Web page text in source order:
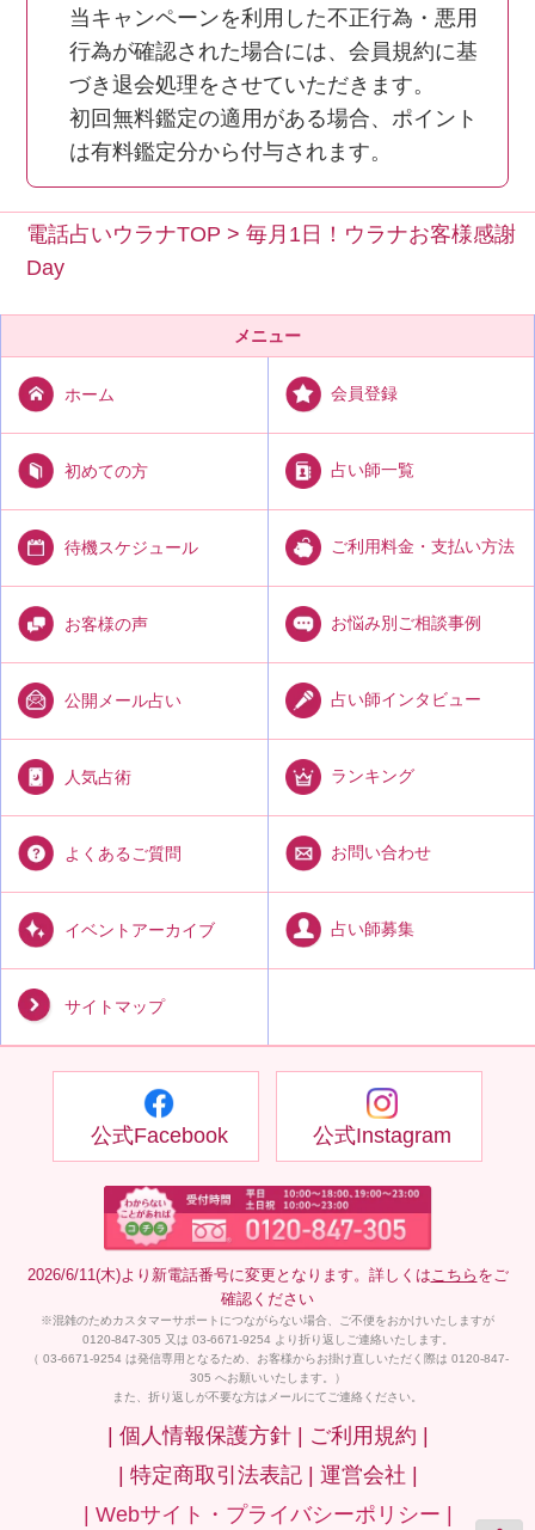
当キャンペーンを利用した不正行為・悪用
行為が確認された場合には、会員規約に基
づき退会処理をさせていただきます。
初回無料鑑定の適用がある場合、ポイント
は有料鑑定分から付与されます。
電話占いウラナTOP >毎月1日！ウラナお客様感謝
Day
メニュー
ホーム 会員登録
初めての方 占い師一覧
待機スケジュール ご利用料金・支払い方法
お客様の声 お悩み別ご相談事例
公開メール占い 占い師インタビュー
人気占術 ランキング
よくあるご質問 お問い合わせ
イベントアーカイブ 占い師募集
サイトマップ
公式Facebook 公式Instagram
2026/6/11(木)より新電話番号に変更となります。詳しくは こちら をご
確認ください
※混雑のためカスタマーサポートにつながらない場合、ご不便をおかけいたしますが
0120-847-305 又は 03-6671-9254 より折り返しご連絡いたします。
（ 03-6671-9254 は発信専用となるため、お客様からお掛け直しいただく際は 0120-847-
305 へお願いいたします。）
また、折り返しが不要な方はメールにてご連絡ください。
| 個人情報保護方針 | ご利用規約 |
| 特定商取引法表記 | 運営会社 |
| Webサイト・プライバシーポリシー |